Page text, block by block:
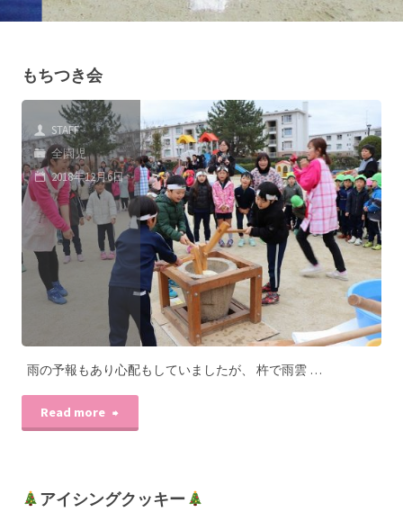
もちつき会
STAFF
全園児
2018年12月6日
雨の予報もあり心配もしていましたが、 杵で雨雲 …
Read more
アイシングクッキー